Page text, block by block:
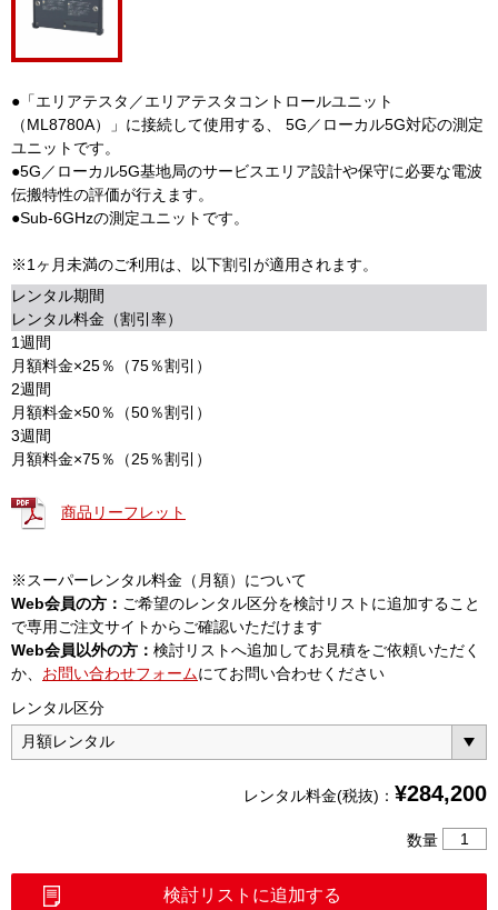
●「エリアテスタ／エリアテスタコントロールユニット
（ML8780A）」に接続して使用する、 5G／ローカル5G対応の測定
ユニットです。
●5G／ローカル5G基地局のサービスエリア設計や保守に必要な電波
伝搬特性の評価が行えます。
●Sub-6GHzの測定ユニットです。
※1ヶ月未満のご利用は、以下割引が適用されます。
レンタル期間
レンタル料金（割引率）
1週間
月額料金×25％（75％割引）
2週間
月額料金×50％（50％割引）
3週間
月額料金×75％（25％割引）
商品リーフレット
※スーパーレンタル料金（月額）について
Web会員の方： ご希望のレンタル区分を検討リストに追加すること
で専用ご注文サイトからご確認いただけます
Web会員以外の方： 検討リストへ追加してお見積をご依頼いただく
か、 お問い合わせフォームにてお問い合わせください
レンタル区分
レンタル料金(税抜)： ¥284,200
数量
Sub-
検討リストに追加する